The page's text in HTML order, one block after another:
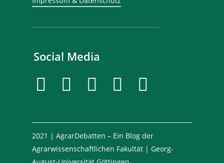
Social Media
2021 | AgrarDebatten – Ein Blog der
Agrarwissenschaftlichen Fakultät | Georg-